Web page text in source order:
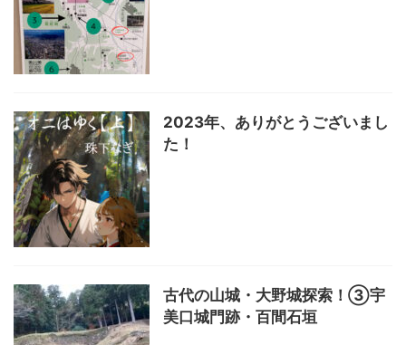
2023年、ありがとうございまし
た！
古代の山城・大野城探索！③宇
美口城門跡・百間石垣